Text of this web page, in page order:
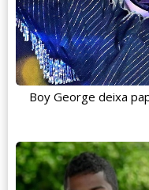
Boy George deixa